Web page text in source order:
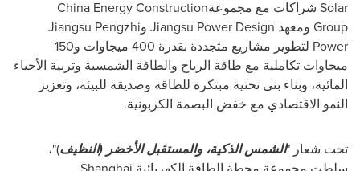
Solar شراكات مع مجموعةChina Energy Construction
Group ومعهد Jiangsu Power Design وJiangsu Pengzhi
Power
لتطوير مشاريع متجددة بقدرة 400 ميجاوات و150
ميجاوات تكاملية مع طاقة الرياح والطاقة الشمسية وتربية الأحياء
المائية، وبناء بنى تحتية مبتكرة للطاقة وصديقة للبيئة، وتعزيز
النمو الاقتصادي مع خفض البصمة الكربونية.
تحت شعار "الشمس الذكية، والمستقبل الأخضر (النظيف)"،